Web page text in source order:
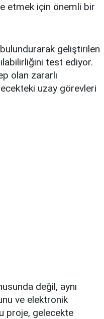
etmek için önemli bir
geliştirilen
test ediyor.
olan zararlı
uzay görevleri
değil, aynı
ve elektronik
proje, gelecekte